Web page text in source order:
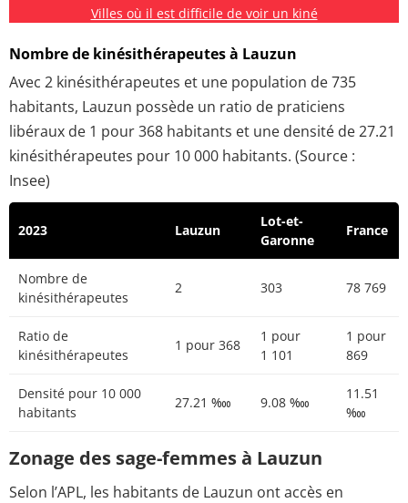
Villes où il est difficile de voir un kiné
Nombre de kinésithérapeutes à Lauzun
Avec 2 kinésithérapeutes et une population de 735
habitants, Lauzun possède un ratio de praticiens
libéraux de 1 pour 368 habitants et une densité de 27.21
kinésithérapeutes pour 10 000 habitants. (Source :
Insee)
2023 Lauzun
Lot-et-
Garonne
France
Nombre de
kinésithérapeutes
2 303 78 769
Ratio de
kinésithérapeutes
1 pour 368
1 pour
1 101
1 pour
869
Densité pour 10 000
habitants
27.21 ‱ 9.08 ‱
11.51
‱
Zonage des sage-femmes à Lauzun
Selon l’APL, les habitants de Lauzun ont accès en